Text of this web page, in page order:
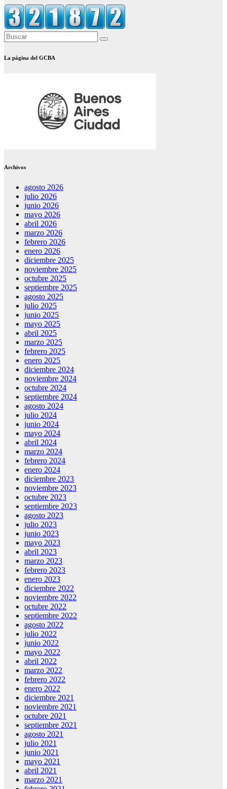
La página del GCBA
Archivos
agosto 2026
julio 2026
junio 2026
mayo 2026
abril 2026
marzo 2026
febrero 2026
enero 2026
diciembre 2025
noviembre 2025
octubre 2025
septiembre 2025
agosto 2025
julio 2025
junio 2025
mayo 2025
abril 2025
marzo 2025
febrero 2025
enero 2025
diciembre 2024
noviembre 2024
octubre 2024
septiembre 2024
agosto 2024
julio 2024
junio 2024
mayo 2024
abril 2024
marzo 2024
febrero 2024
enero 2024
diciembre 2023
noviembre 2023
octubre 2023
septiembre 2023
agosto 2023
julio 2023
junio 2023
mayo 2023
abril 2023
marzo 2023
febrero 2023
enero 2023
diciembre 2022
noviembre 2022
octubre 2022
septiembre 2022
agosto 2022
julio 2022
junio 2022
mayo 2022
abril 2022
marzo 2022
febrero 2022
enero 2022
diciembre 2021
noviembre 2021
octubre 2021
septiembre 2021
agosto 2021
julio 2021
junio 2021
mayo 2021
abril 2021
marzo 2021